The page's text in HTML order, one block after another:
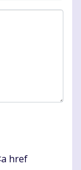
href